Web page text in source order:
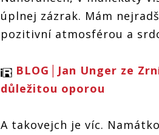
úplnej zázrak. Mám
pozitivní atmosférou a
BLOG│Jan Unger ze
důležitou oporou
A takovejch je víc.